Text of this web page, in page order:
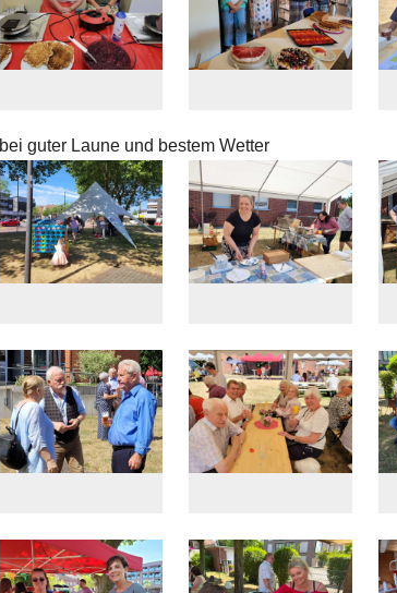
bei guter Laune und bestem Wetter